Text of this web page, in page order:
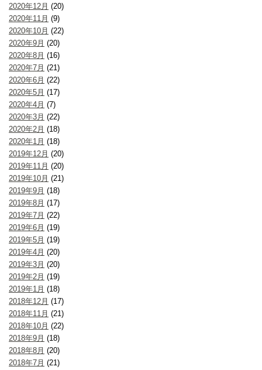
2020年12月 (20)
2020年11月 (9)
2020年10月 (22)
2020年9月 (20)
2020年8月 (16)
2020年7月 (21)
2020年6月 (22)
2020年5月 (17)
2020年4月 (7)
2020年3月 (22)
2020年2月 (18)
2020年1月 (18)
2019年12月 (20)
2019年11月 (20)
2019年10月 (21)
2019年9月 (18)
2019年8月 (17)
2019年7月 (22)
2019年6月 (19)
2019年5月 (19)
2019年4月 (20)
2019年3月 (20)
2019年2月 (19)
2019年1月 (18)
2018年12月 (17)
2018年11月 (21)
2018年10月 (22)
2018年9月 (18)
2018年8月 (20)
2018年7月 (21)